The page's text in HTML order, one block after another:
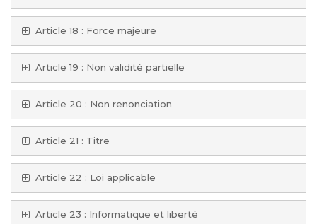
Article 18 : Force majeure
Article 19 : Non validité partielle
Article 20 : Non renonciation
Article 21 : Titre
Article 22 : Loi applicable
Article 23 : Informatique et liberté